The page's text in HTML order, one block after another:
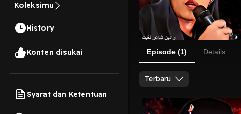
Koleksimu
History
Konten disukai
Syarat dan Ketentuan
Episode (1) Details
Terbaru